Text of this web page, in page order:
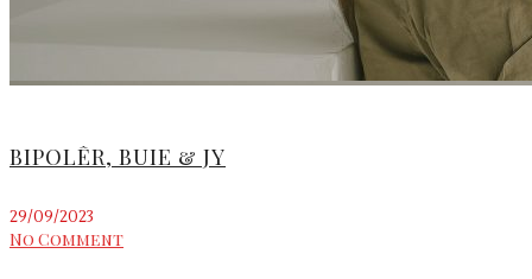
BIPOLÊR, BUIE & JY
29/09/2023
No Comment